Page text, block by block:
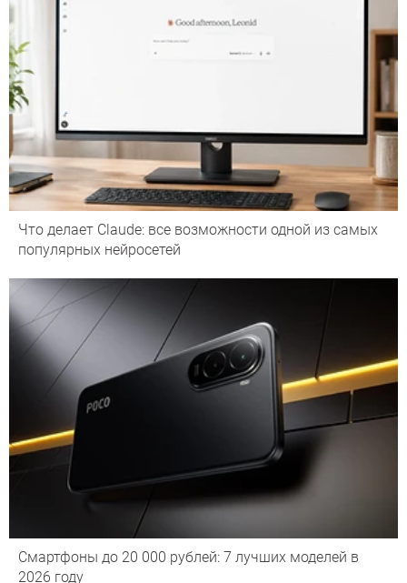
Что делает Сlaude: все возможности одной из самых
популярных нейросетей
Смартфоны до 20 000 рублей: 7 лучших моделей в
2026 году